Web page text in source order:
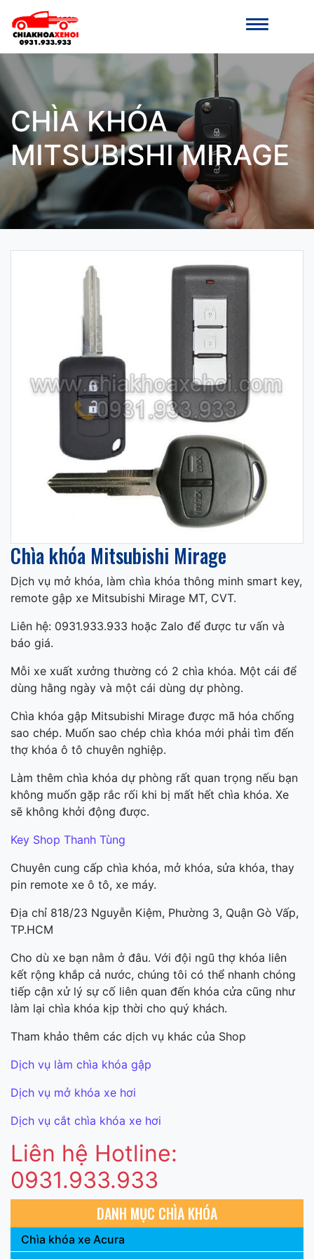
CHÌA KHÓA
MITSUBISHI MIRAGE
Chìa khóa Mitsubishi Mirage
Dịch vụ mở khóa, làm chìa khóa thông minh smart key,
remote gập xe Mitsubishi Mirage MT, CVT.
Liên hệ: 0931.933.933 hoặc Zalo để được tư vấn và
báo giá.
Mỗi xe xuất xưởng thường có 2 chìa khóa. Một cái để
dùng hằng ngày và một cái dùng dự phòng.
Chìa khóa gập Mitsubishi Mirage được mã hóa chống
sao chép. Muốn sao chép chìa khóa mới phải tìm đến
thợ khóa ô tô chuyên nghiệp.
Làm thêm chìa khóa dự phòng rất quan trọng nếu bạn
không muốn gặp rắc rối khi bị mất hết chìa khóa. Xe
sẽ không khởi động được.
Key Shop Thanh Tùng
Chuyên cung cấp chìa khóa, mở khóa, sửa khóa, thay
pin remote xe ô tô, xe máy.
Địa chỉ 818/23 Nguyễn Kiệm, Phường 3, Quận Gò Vấp,
TP.HCM
Cho dù xe bạn nằm ở đâu. Với đội ngũ thợ khóa liên
kết rộng khắp cả nước, chúng tôi có thể nhanh chóng
tiếp cận xử lý sự cố liên quan đến khóa cửa cũng như
làm lại chìa khóa kịp thời cho quý khách.
Tham khảo thêm các dịch vụ khác của Shop
Dịch vụ làm chìa khóa gập
Dịch vụ mở khóa xe hơi
Dịch vụ cắt chìa khóa xe hơi
Liên hệ Hotline:
0931.933.933
DANH MỤC CHÌA KHÓA
Chìa khóa xe Acura